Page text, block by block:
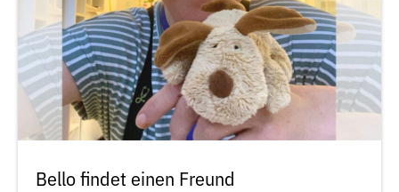
Bello findet einen Freund